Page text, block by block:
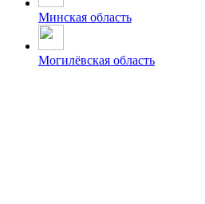
Минская область
Могилёвская область